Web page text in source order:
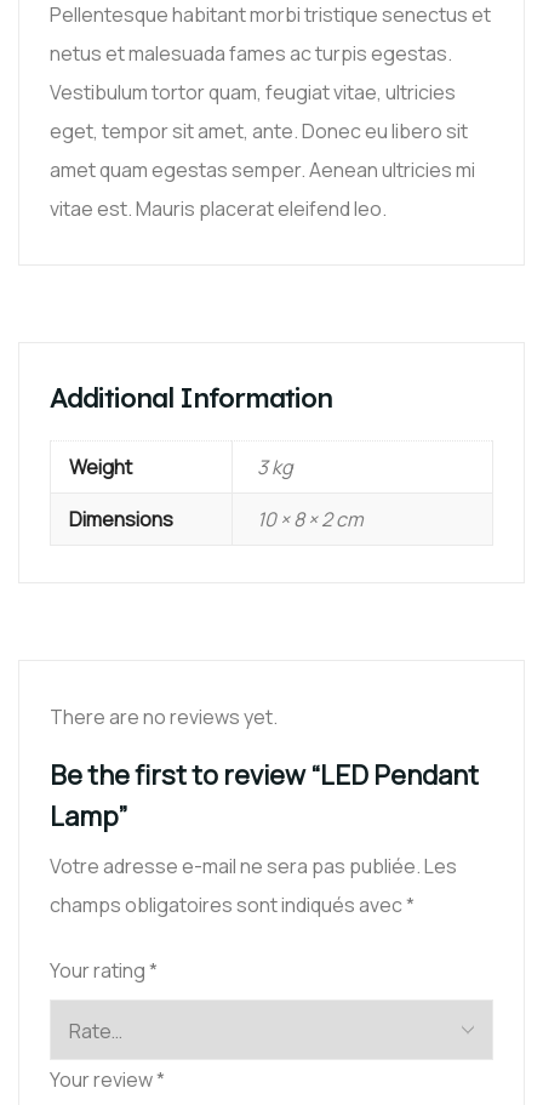
Pellentesque habitant morbi tristique senectus et
netus et malesuada fames ac turpis egestas.
Vestibulum tortor quam, feugiat vitae, ultricies
eget, tempor sit amet, ante. Donec eu libero sit
amet quam egestas semper. Aenean ultricies mi
vitae est. Mauris placerat eleifend leo.
Additional Information
Weight
3 kg
Dimensions
10 × 8 × 2 cm
There are no reviews yet.
Be the first to review “LED Pendant
Lamp”
Votre adresse e-mail ne sera pas publiée.Les
champs obligatoires sont indiqués avec*
Your rating*
Your review*